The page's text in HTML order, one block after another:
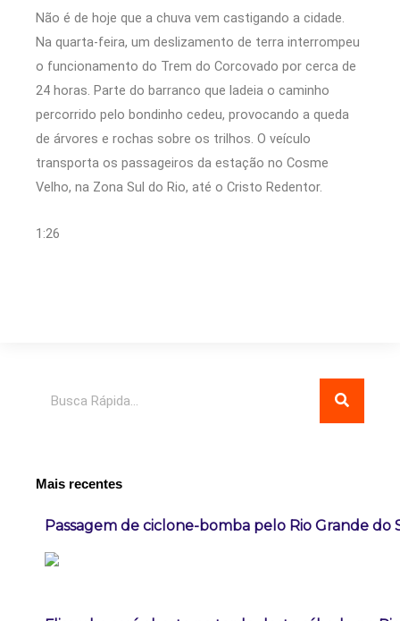
Não é de hoje que a chuva vem castigando a cidade.
Na quarta-feira, um deslizamento de terra interrompeu
o funcionamento do Trem do Corcovado por cerca de
24 horas. Parte do barranco que ladeia o caminho
percorrido pelo bondinho cedeu, provocando a queda
de árvores e rochas sobre os trilhos. O veículo
transporta os passageiros da estação no Cosme
Velho, na Zona Sul do Rio, até o Cristo Redentor.
1:26
Mais recentes
Passagem de ciclone-bomba pelo Rio Grande